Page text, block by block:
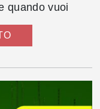
quando vuoi